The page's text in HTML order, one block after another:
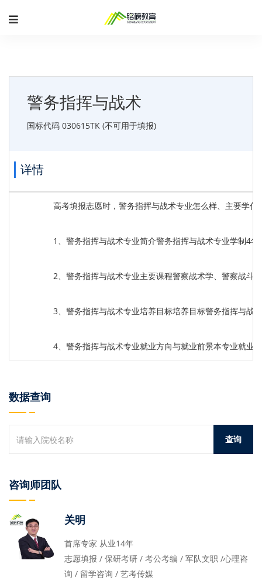
警务指挥与战术
国标代码 030615TK (不可用于填报)
详情
高考填报志愿时，警务指挥与战术专业怎么样、主要学
1、警务指挥与战术专业简介警务指挥与战术专业学制4
2、警务指挥与战术专业主要课程警察战术学、警察战斗
3、警务指挥与战术专业培养目标培养目标警务指挥与战
4、警务指挥与战术专业就业方向与就业前景本专业就业
数据查询
咨询师团队
关明
首席专家 从业14年
志愿填报 / 保研考研 / 考公考编 / 军队文职 /心理咨
询 / 留学咨询 / 艺考传媒